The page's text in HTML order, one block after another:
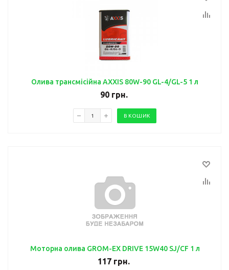
Олива трансмісійна AXXIS 80W-90 GL-4/GL-5 1 л
90грн.
В КОШИК
Моторна олива GROM-EX DRIVE 15W40 SJ/CF 1 л
117 грн.